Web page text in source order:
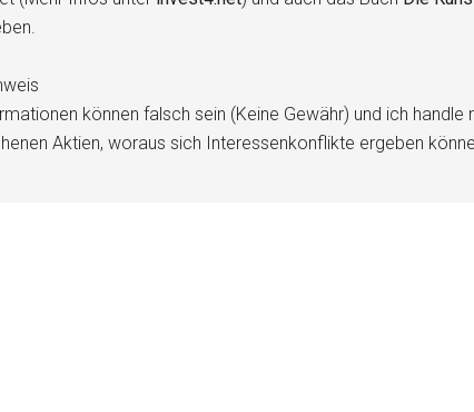
können falsch sein (Keine Gewähr) und ich handle
Aktien, woraus sich Interessenkonflikte ergeben